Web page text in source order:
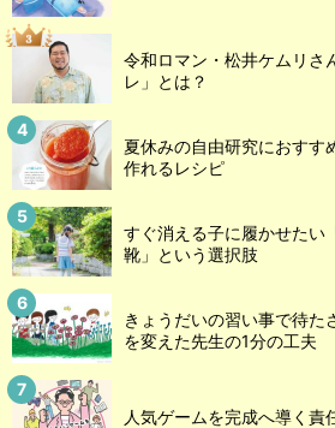
令和ロマン・松井ケムリさ
レ」とは？
夏休みの自由研究におすす
作れるレシピ
すぐ消える子に履かせたい
靴」という選択肢
きょうだいの習い事で待た
を変えた先生の1分の工夫
人気ゲームを完成へ導く責